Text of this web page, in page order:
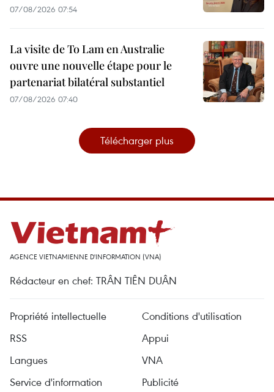
07/08/2026 07:54
La visite de To Lam en Australie
ouvre une nouvelle étape pour le
partenariat bilatéral substantiel
07/08/2026 07:40
Télécharger plus
AGENCE VIETNAMIENNE D'INFORMATION (VNA)
Rédacteur en chef: TRÂN TIÊN DUÂN
Propriété intellectuelle
Conditions d'utilisation
RSS
Appui
Langues
VNA
Service d'information
Publicité